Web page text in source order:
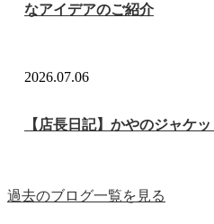
なアイデアのご紹介
2026.07.06
【店長日記】かやのジャケ
過去のブログ一覧を見る